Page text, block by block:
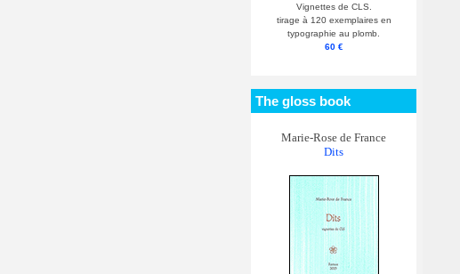
Vignettes de CLS.
tirage à 120 exemplaires en
typographie au plomb.
60 €
The gloss book
Marie-Rose de France
Dits